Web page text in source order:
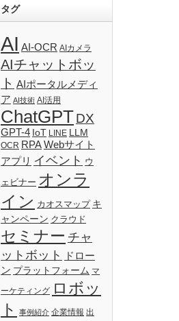
タグ
AI AI-OCR AIカメラ
AIチャットボッ
ト AIポータルメディ
ア AI技術 AI活用
ChatGPTDX
GPT-4 IoT LINE LLM
OCR RPAWebサイト
アプリ イベント ウ
ェビナー オンラ
イン カオスマップ キ
ャンペーン クラウド
セミナー チャ
ットボット
ドロー
ン プラットフォーム マ
ーケティング ロボッ
ト
事例紹介 企業情報 出